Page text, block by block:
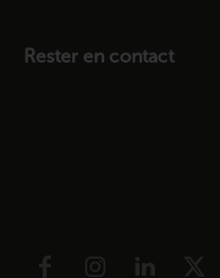
Rester en contact